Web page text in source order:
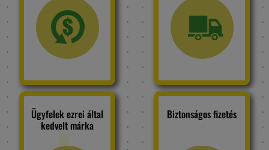
Ügyfelek ezrei által
kedvelt márka
Biztonságos fizetés